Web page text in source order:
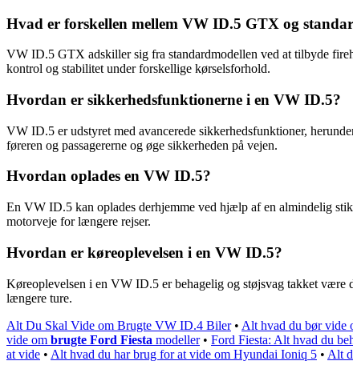
Hvad er forskellen mellem VW ID.5 GTX og
VW ID.5 GTX adskiller sig fra standardmodellen ved at tilbyde
kontrol og stabilitet under forskellige kørselsforhold.
Hvordan er sikkerhedsfunktionerne i en VW ID.5?
VW ID.5 er udstyret med avancerede sikkerhedsfunktioner,
føreren og passagererne og øge sikkerheden på vejen.
Hvordan oplades en VW ID.5?
En VW ID.5 kan oplades derhjemme ved hjælp af en almindelig
motorveje for længere rejser.
Hvordan er køreoplevelsen i en VW ID.5?
Køreoplevelsen i en VW ID.5 er behagelig og støjsvag takket
længere ture.
Alt Du Skal Vide om Brugte VW ID.4 Biler• Alt hvad du bør vide
vide om brugte Ford Fiesta modeller• Ford Fiesta: Alt hvad du
at vide • Alt hvad du har brug for at vide om Hyundai Ioniq 5 • Alt